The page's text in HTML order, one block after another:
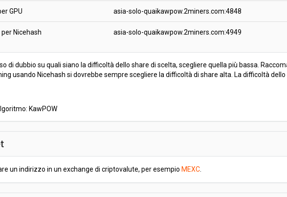
GPU asia-solo-quaikawpow.2miners.com:4848
Nicehash asia-solo-quaikawpow.2miners.com:4949
di dubbio su quali siano la difficoltà dello share di scelta, scegliere quella più bassa.
usando Nicehash si dovrebbe sempre scegliere la difficoltà di share alta. La difficoltà
KawPOW
un indirizzo in un exchange di criptovalute, per esempio MEXC